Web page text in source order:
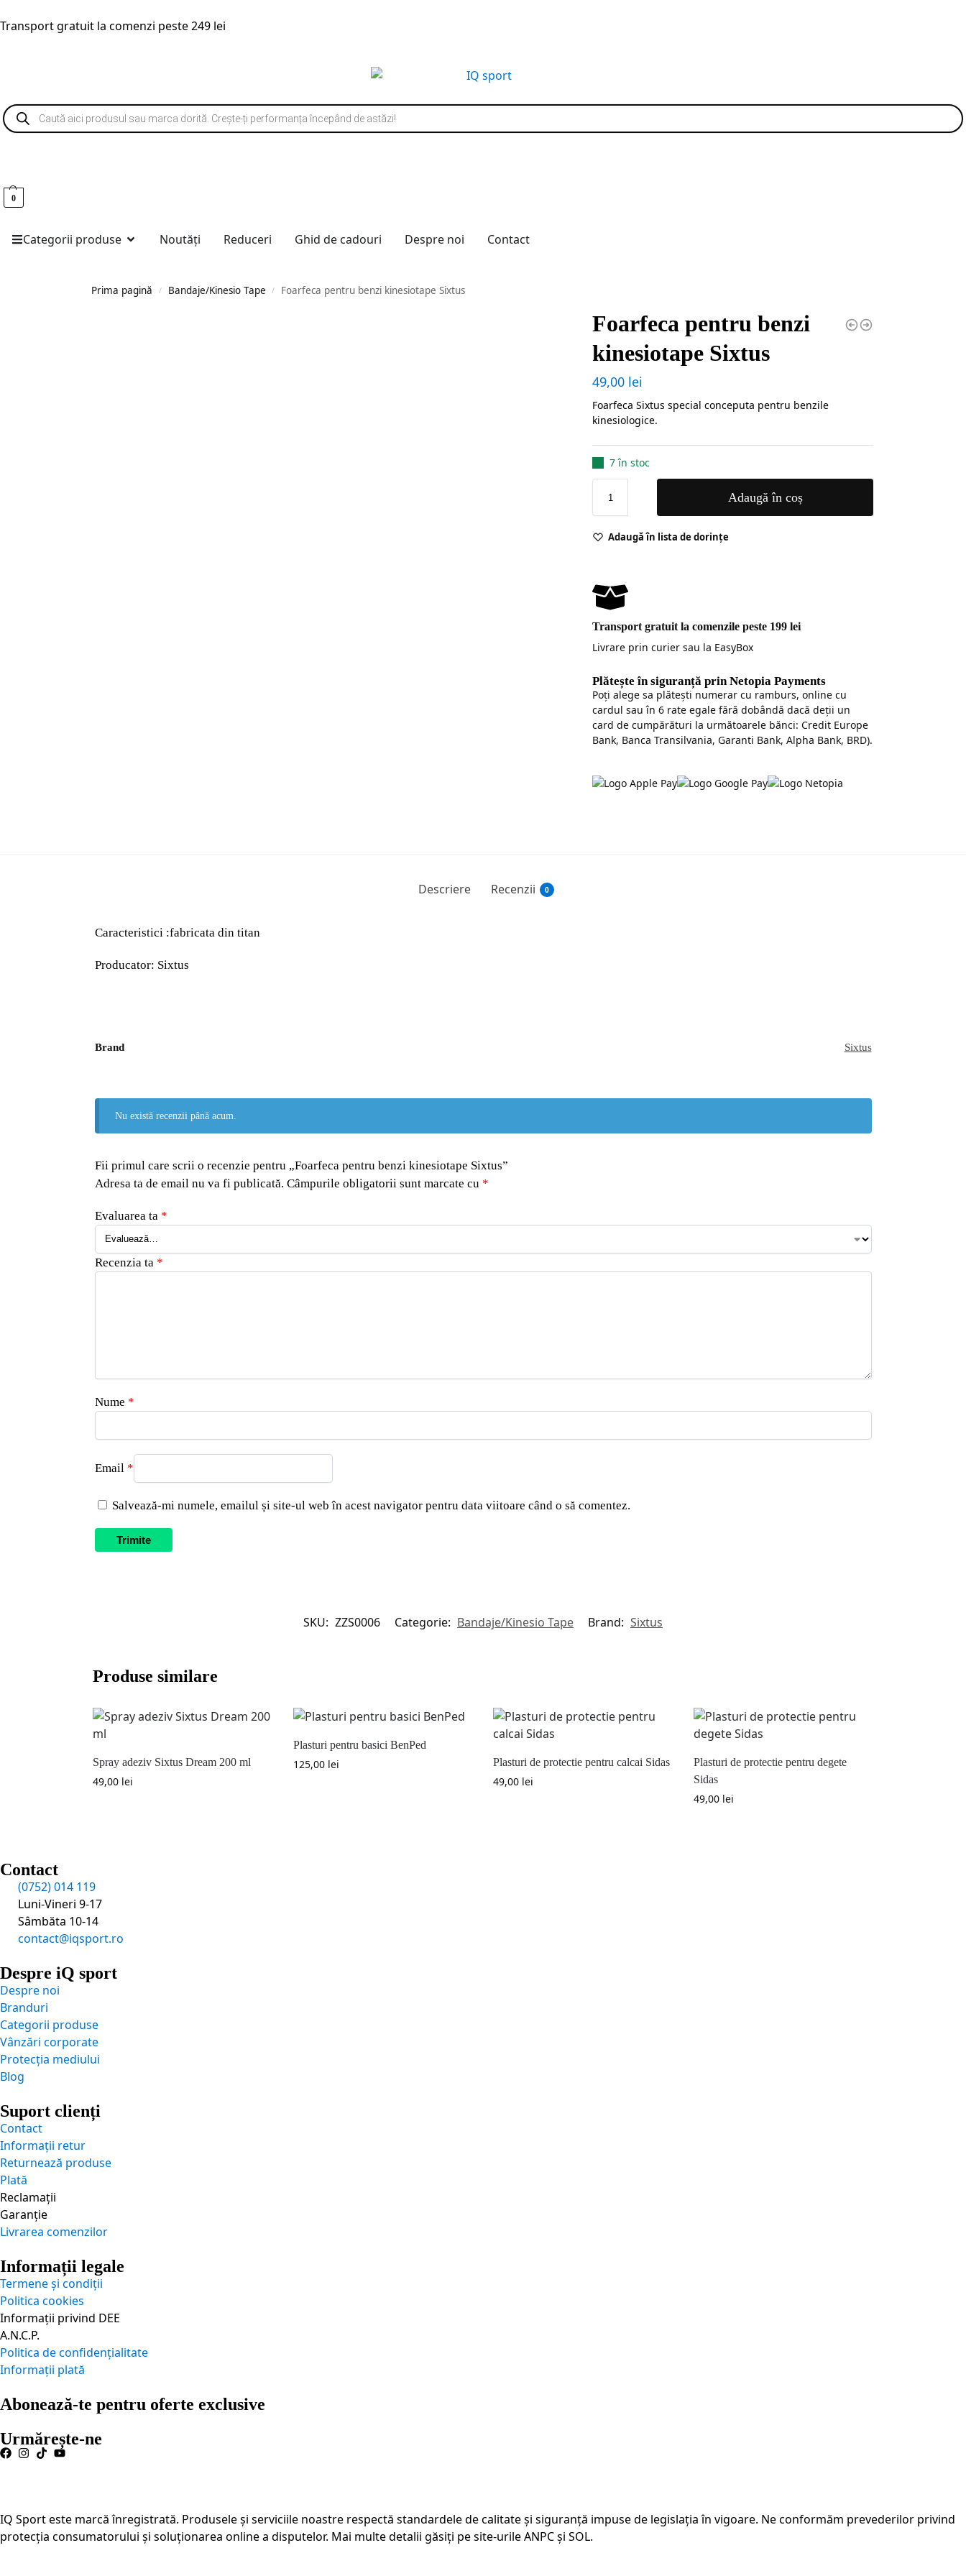
Transport gratuit la comenzi peste 249 lei
0
Categorii produse Noutăți Reduceri Ghid de cadouri Despre noi Contact
Prima pagină / Bandaje/Kinesio Tape / Foarfeca pentru benzi kinesiotape Sixtus
Foarfeca pentru benzi
kinesiotape Sixtus
49,00 lei
Foarfeca Sixtus special conceputa pentru benzile
kinesiologice.
7 în stoc
Adaugă în coș
Adaugă în lista de dorințe
Transport gratuit la comenzile peste 199 lei
Livrare prin curier sau la EasyBox
Plătește în siguranță prin Netopia Payments
Poţi alege sa plăteşti numerar cu ramburs, online cu
cardul sau în 6 rate egale fără dobândă dacă deții un
card de cumpărături la următoarele bănci: Credit Europe
Bank, Banca Transilvania, Garanti Bank, Alpha Bank, BRD).
Descriere Recenzii 0
Caracteristici :fabricata din titan
Producator: Sixtus
Brand Sixtus
Nu există recenzii până acum.
Fii primul care scrii o recenzie pentru „Foarfeca pentru benzi kinesiotape Sixtus”
Adresa ta de email nu va fi publicată. Câmpurile obligatorii sunt marcate cu *
Evaluarea ta *
Recenzia ta *
Nume *
Email *
Salvează-mi numele, emailul și site-ul web în acest navigator pentru data viitoare când o să comentez.
SKU: ZZS0006 Categorie: Bandaje/Kinesio Tape Brand: Sixtus
Produse similare
Spray adeziv Sixtus Dream 200 ml
49,00 lei
Plasturi pentru basici BenPed
125,00 lei Plasturi de protectie pentru calcai Sidas
49,00 lei
Plasturi de protectie pentru degete
Sidas
49,00 lei
Contact
(0752) 014 119
Luni-Vineri 9-17
Sâmbăta 10-14
contact@iqsport.ro
Despre iQ sport
Despre noi
Branduri
Categorii produse
Vânzări corporate
Protecția mediului
Blog
Suport clienți
Contact
Informații retur
Returnează produse
Plată
Reclamații
Garanție
Livrarea comenzilor
Informații legale
Termene și condiții
Politica cookies
Informații privind DEE
A.N.C.P.
Politica de confidențialitate
Informații plată
Abonează-te pentru oferte exclusive
Urmărește-ne
IQ Sport este marcă înregistrată. Produsele și serviciile noastre respectă standardele de calitate și siguranță impuse de legislația în vigoare. Ne conformăm prevederilor privind
protecția consumatorului și soluționarea online a disputelor. Mai multe detalii găsiți pe site-urile ANPC și SOL.